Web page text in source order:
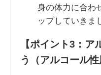
身の体力に合わ
ップしていきま
【ポイント3：
う（アルコール性